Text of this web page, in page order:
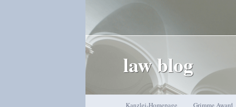
law blog
Kanzlei-Homepage Grimme Award